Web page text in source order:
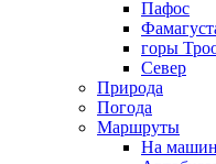
Пафос
горы
Север
Природа
Погода
Маршруты
На